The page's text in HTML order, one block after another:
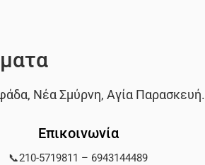
, Νέα Σμύρνη, Αγία Παρασκευή.
Επικοινωνία
📞210-5719811 – 6943144489